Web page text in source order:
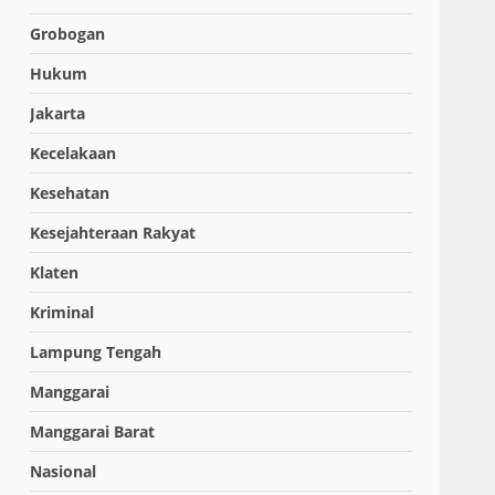
Grobogan
Hukum
Jakarta
Kecelakaan
Kesehatan
Kesejahteraan Rakyat
Klaten
Kriminal
Lampung Tengah
Manggarai
Manggarai Barat
Nasional